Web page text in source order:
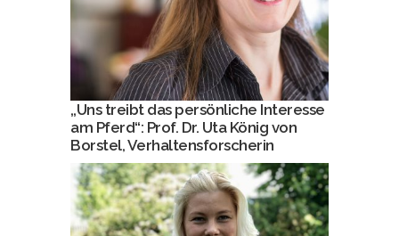
„Uns treibt das persönliche Interesse
am Pferd“: Prof. Dr. Uta König von
Borstel, Verhaltensforscherin